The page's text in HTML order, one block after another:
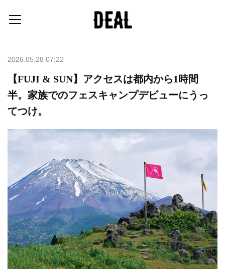
2026.05.28 07:22
【FUJI & SUN】アクセスは都内から1時間
半。家族でのフェスキャンプデビューにうっ
てつけ。